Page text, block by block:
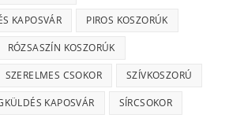
KAPOSVÁR PIROS KOSZORÚK
RÓZSASZÍN KOSZORÚK
SZERELMES CSOKOR SZÍVKOSZORÚ
KAPOSVÁR SÍRCSOKOR